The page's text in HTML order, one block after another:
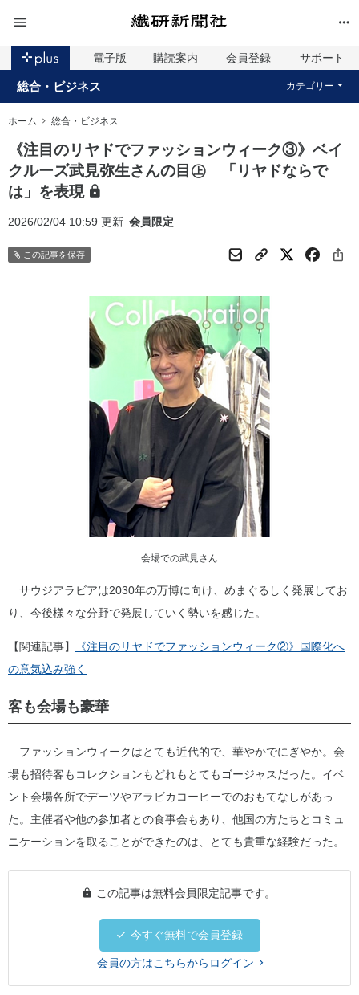
電子版 購読案内 会員登録 サポート
総合・ビジネス カテゴリー
ホーム 総合・ビジネス
《注目のリヤドでファッションウィーク③》ベイ
クルーズ武見弥生さんの目㊤ 「リヤドならで
は」を表現
2026/02/04 10:59 更新 会員限定
この記事を保存
会場での武見さん
サウジアラビアは2030年の万博に向け、めまぐるしく発展してお
り、今後様々な分野で発展していく勢いを感じた。
【関連記事】
《注目のリヤドでファッションウィーク②》国際化へ
の意気込み強く
客も会場も豪華
ファッションウィークはとても近代的で、華やかでにぎやか。会
場も招待客もコレクションもどれもとてもゴージャスだった。イベ
ント会場各所でデーツやアラビカコーヒーでのおもてなしがあっ
た。主催者や他の参加者との食事会もあり、他国の方たちとコミュ
ニケーションを取ることができたのは、とても貴重な経験だった。
この記事は無料会員限定記事です。
今すぐ無料で会員登録
会員の方はこちらからログイン